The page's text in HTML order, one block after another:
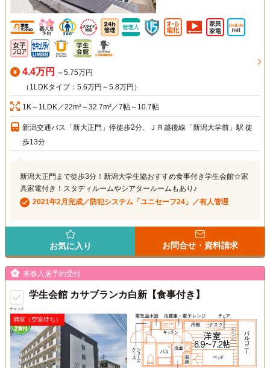
4.4万円 ～5.75万円
（1LDKタイプ：5.6万円～5.8万円）
1K～1LDK／22m²～32.7m²／7帖～10.7帖
新潟交通バス「新大正門」停徒歩2分、ＪＲ越後線「新潟大学前」駅 徒
歩13分
新潟大正門まで徒歩3分！新潟大学生協おすすめ食事付き学生会館☆家
具家電付き！スタディルームやシアタールームもあり♪
2021年2月完成／防犯システム「ユニセーフ24」／有人管理
お気に入り お問合せ・資料請求
チェック
来春入居予約受付
学生会館 カサブランカ白新【食事付き】
満室（空室待ち）